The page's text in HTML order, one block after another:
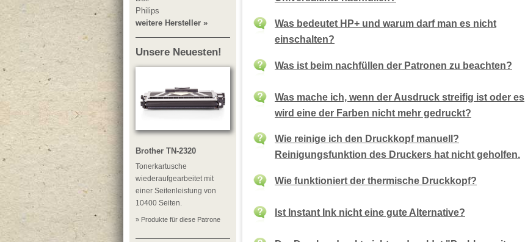
Philips
weitere Hersteller »
Unsere Neuesten!
Brother TN-2320
Tonerkartusche
wiederaufgearbeitet mit
einer Seitenleistung von
10400 Seiten.
» Produkte für diese Patrone
Was bedeutet HP+ und warum darf man es nicht
einschalten?
Was ist beim nachfüllen der Patronen zu beachten?
Was mache ich, wenn der Ausdruck streifig ist oder es
wird eine der Farben nicht mehr gedruckt?
Wie reinige ich den Druckkopf manuell?
Reinigungsfunktion des Druckers hat nicht geholfen.
Wie funktioniert der thermische Druckkopf?
Ist Instant Ink nicht eine gute Alternative?